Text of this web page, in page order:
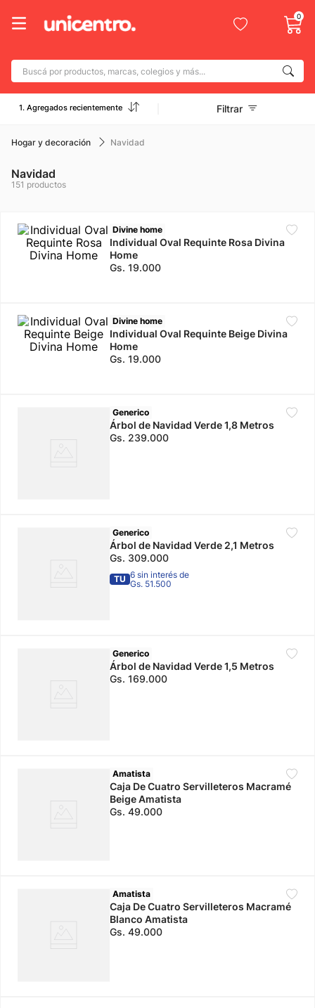
0
Buscá por productos, marcas, colegios y más...
Términos más buscados
1
2. champion
4. botin
6. mochila
10. calzado
1. Agregados recientemente Filtrar
Hogar y decoración Navidad
Navidad
151 productos
Divine home
Individual Oval Requinte Rosa Divina
Home
Gs. 19.000
Divine home
Individual Oval Requinte Beige Divina
Home
Gs. 19.000
Generico
Árbol de Navidad Verde 1,8 Metros
Gs. 239.000
Generico
Árbol de Navidad Verde 2,1 Metros
Gs. 309.000
TU 6 sin interés de
Gs. 51.500
Generico
Árbol de Navidad Verde 1,5 Metros
Gs. 169.000
Amatista
Caja De Cuatro Servilleteros Macramé
Beige Amatista
Gs. 49.000
Amatista
Caja De Cuatro Servilleteros Macramé
Blanco Amatista
Gs. 49.000